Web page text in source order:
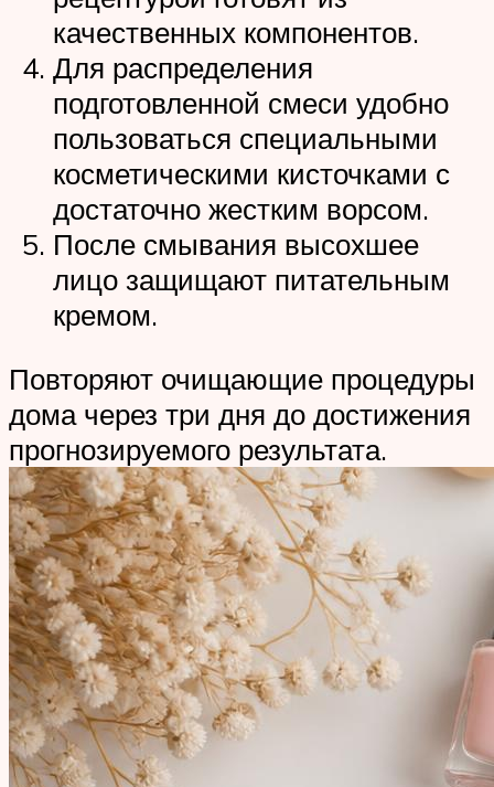
качественных компонентов.
Для распределения
подготовленной смеси удобно
пользоваться специальными
косметическими кисточками с
достаточно жестким ворсом.
После смывания высохшее
лицо защищают питательным
кремом.
Повторяют очищающие процедуры
дома через три дня до достижения
прогнозируемого результата.